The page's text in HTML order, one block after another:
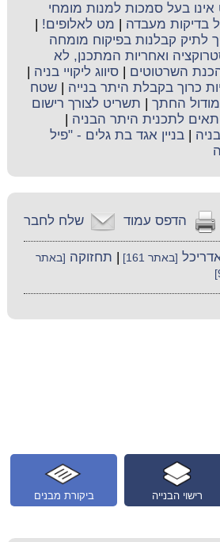
בעל סמכות למנות מומחי
בדיקות מעבדה
מט לאלופים!
לתיק קבלנות בפיקוח מומחה
ואחריות המתכנן, לא
השרטוטים |סיווג ליקויי בניה
כרוך בקבלת היתר בנייה |שטח
החתך
תשריט לצורך רישום
לתכנית היתר הבניה
|בניין אגד בת גלים - "פיל
שלח לחבר הדפס עמוד
[באתר 161] תחזוקה [באתר
ביקורת מבנים רישוי הבנייה